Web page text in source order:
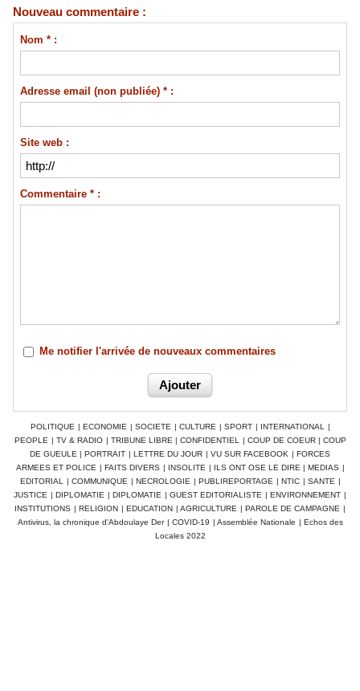
Nouveau commentaire :
Nom * :
Adresse email (non publiée) * :
Site web :
Commentaire * :
Me notifier l'arrivée de nouveaux commentaires
POLITIQUE | ECONOMIE | SOCIETE | CULTURE | SPORT | INTERNATIONAL
|
PEOPLE | TV & RADIO | TRIBUNE LIBRE | CONFIDENTIEL | COUP DE COEUR | COUP
DE GUEULE | PORTRAIT | LETTRE DU JOUR | VU SUR FACEBOOK | FORCES
ARMEES ET POLICE | FAITS DIVERS | INSOLITE | ILS ONT OSE LE DIRE | MEDIAS |
EDITORIAL
| COMMUNIQUE | NECROLOGIE | PUBLIREPORTAGE | NTIC | SANTE |
JUSTICE | DIPLOMATIE | DIPLOMATIE | GUEST EDITORIALISTE | ENVIRONNEMENT |
INSTITUTIONS | RELIGION | EDUCATION | AGRICULTURE | PAROLE DE CAMPAGNE |
Antivirus, la chronique d'Abdoulaye Der | COVID-19 | Assemblée Nationale | Echos des
Locales 2022